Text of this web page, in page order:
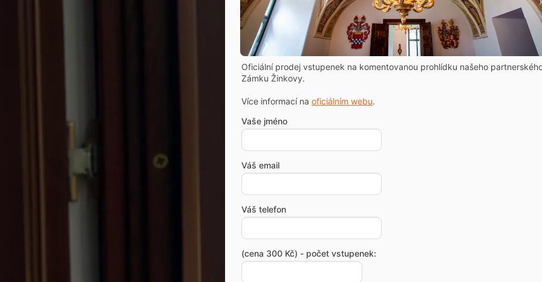
Oficiální prodej vstupenek na komentovanou prohlídku našeho
Zámku Žinkovy.
Více informací na oficiálním webu.
Vaše jméno
Váš email
Váš telefon
(cena 300 Kč) - počet vstupenek: